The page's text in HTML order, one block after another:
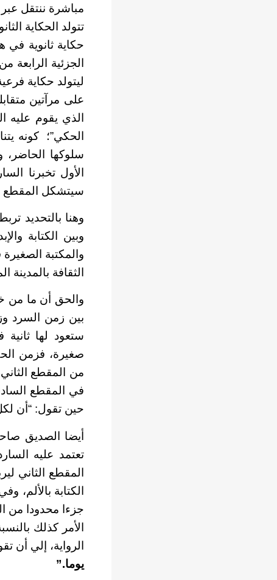
مباشرة ننتقل
تتولد الحكاية
حكاية ثانوية في
الجزئية الرابعة
ليتولد حكاية
على مرآتين
الذي يقوم عليه
الحكي”؛ كونه
سلوكها
الأول تخبرنا
سيتشكل المقطع
وهنا بالتحديد
وبين الكتابة
والمكتبة
الثقافة بالمدينة
والحق أن ما من
بين زمن السرد
ستعود لها
صغيرة، فزمن
من المقطع
في المقطع
حين تقول: “أن
أيضا الصديق
تعتمد عليه
المقطع الثاني
الكتابة بالألم،
جزءا محدودا من
الأمر كذلك
الرواية، إلي أن
يوما.”